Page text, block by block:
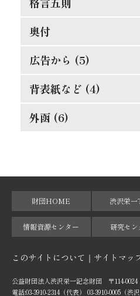
合理的の経営
天然の抵抗を征服せよ
摸倣時代に別れよ
偉人と其の母
其罪果して孰れに在りや
理論より実際
失敗らしき成功
人事を尽して天命を待て
湖畔の感慨
順逆の二境は何れより来
奥付
広告から (5)
東亜堂出版図書特約売捌店
[広告]
[裏表紙]
背表紙など (4)
[背]
[小口]
外函 (6)
[外函（ウラ）]
[外函（天）]
[外函（地）]
[外函（小口）]
財団HOME 渋沢栄
情報資源センター 研究セン
このサイトについて サイトマッ
公益財団法人渋沢栄一記念財団 〒114-0024
電話:03-3910-2314（代表） 03-3910-0005（